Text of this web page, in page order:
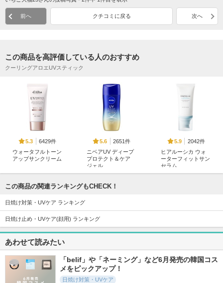
前へ クチコミに戻る 次へ
この商品を高評価している人のおすすめ
クーリングアロエUVスティック
5.3
6429件
ウォータフルトーン
アップサンクリーム
5.6
2651件
ニベアUV ディープ
プロテクト＆ケア
ジェル
5.9
2042件
ヒアルーシカ ウォ
ーターフィットサン
セラム
5.4
4422件
UVイデア XL プロテ
クショントーンアッ
プ ローズ+
ニベアUV ディープ
プロテクト＆ケア
ミルクミスト
ニベア
エリクシール デー
ケアレボリューショ
ン ブライトニング
この商品の関連ランキングもCHECK！
日焼け対策・UVケア ランキング
日焼け止め・UVケア(顔用) ランキング
あわせて読みたい
「belif」や「ネーミング」など6月発売の韓国コス
メをピックアップ！
日焼け対策・UVケア